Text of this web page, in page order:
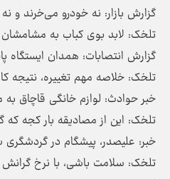
گزارش بازار: نه خودرو می‌خرند و
تلخک: لابد بوی کباب به
گزارش انتصابات: همدان ایستگاه
تلخک: خلاصه مهم تغییره، نتیجه
خبر حوادث: لوازم خانگی قاچاق
تلخک: این از مصادیقه بار کجه
خبر: علیصدر، پیشگام در
تلخک: سلامت باشی، با نرخ گرانش